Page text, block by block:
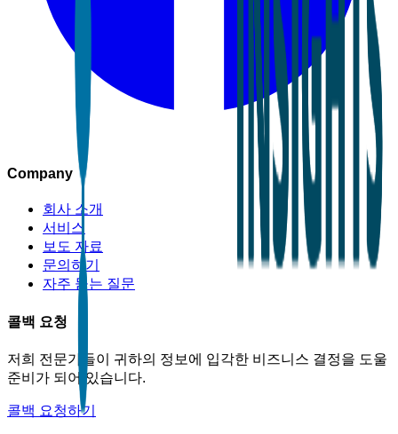
Company
회사 소개
서비스
보도 자료
문의하기
자주 묻는 질문
콜백 요청
저희 전문가들이 귀하의 정보에 입각한 비즈니스 결정을 도울
준비가 되어 있습니다.
콜백 요청하기